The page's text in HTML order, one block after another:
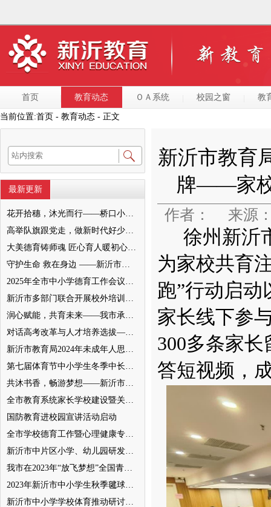
首页 教育动态 ＯＡ系统 校园之窗 教
当前位置:首页 - 教育动态 - 正文
最新更新
花开拾穗，沐光而行——桥口小学“大美德育之家校和美”暨2022级十岁成长仪式圆满举行
高举队旗跟党走，做新时代好少年—— 新沂市唐店第二小学六一文艺汇演圆满落幕
大美德育铸师魂 匠心育人暖初心 ——墨河中心小学第一期班主任培训活动圆满举行
守护生命 救在身边 ——新沂市新安小学一分校急救知识培训
2025年全市中小学德育工作会议召开
新沂市多部门联合开展校外培训机构专项整治行动
润心赋能，共育未来——我市承办徐州市“润心”行动暨家庭教育宣传周展示活动
对话高考改革与人才培养选拔——我与清北教授面对面
新沂市教育局2024年未成年人思想道德建设工作品牌——家校共育新活力“5A家庭教育陪跑行动”
第七届体育节中小学生冬季中长跑、跳绳比赛举行
共沐书香，畅游梦想——新沂市缔造完美教室名师工作室到唐店尚营小学捐赠图书
全市教育系统家长学校建设暨关工委优质化创建工作推进会召开
国防教育进校园宣讲活动启动
全市学校德育工作暨心理健康专项督导迎检会议召开
新沂市中片区小学、幼儿园研发卓越课程暨班主任素养提升培训活动举行
我市在2023年“放飞梦想”全国青少年纸飞机教育竞赛（江苏省总决赛）获得佳绩
2023年新沂市中小学生秋季毽球比赛举行
新沂市中小学学校体育推动研讨会举行
新沂市教育
牌——家校
作者： 来源
徐州新沂
为家校共育
跑”行动启动
家长线下参
300多条家
答短视频，